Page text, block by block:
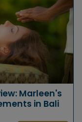
Marleen's
in Bali